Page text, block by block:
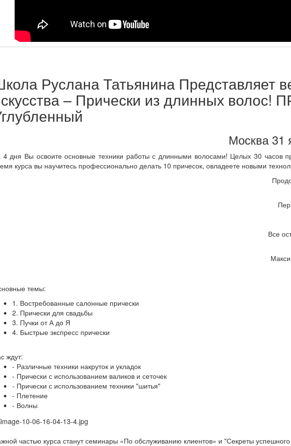
Руслана Татьянина Представляет
– Прически из длинных
Москва 31
4 дня Вы освоите основные техники работы с длинными волосами! Целых 30 часов
курса вы научитесь профессионально делать 10 причесок, овладеете новыми
Все
темы:
1. Востребованные салонные прически
2. Прически для свадьбы
3. Пучки от А до Я
4. Быстрые экспресс прически
ждут:
- Различные техники накруток и укладок
- Прически с использованием валиков и сеточек
- Прически с использованием техники "шитья"
- Плетение
- Волны
частью курса станут семинары «По обслуживанию клиентов» и "Секреты